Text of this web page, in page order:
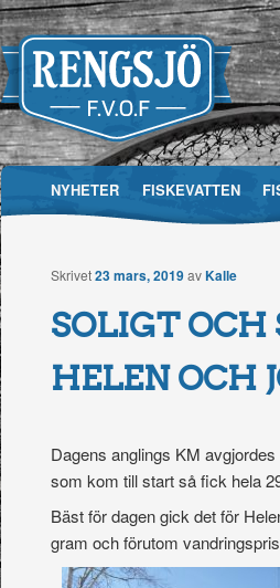
Main menu
Skip
NYHETER FISKEVATTEN
Rengsjö
SOLIGT
HELEN OCH
Skrivet23 mars, 2019avKalle
Dagens anglings KM
som kom till start så fick hela
Bäst för dagen gick det för
gram och förutom